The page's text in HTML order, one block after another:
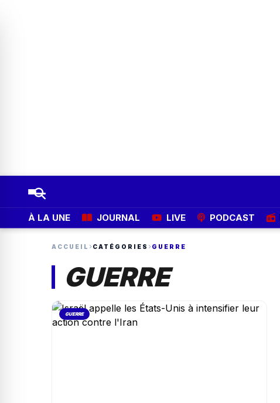
À LA UNE JOURNAL LIVE PODCAST
ACCUEIL CATÉGORIES GUERRE
GUERRE
GUERRE